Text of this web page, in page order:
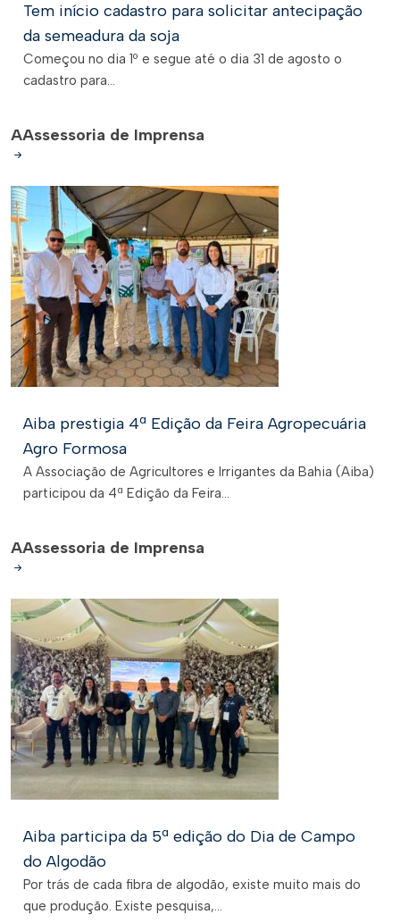
Tem início cadastro para solicitar antecipação
da semeadura da soja
Começou no dia 1º e segue até o dia 31 de agosto o
cadastro para...
AAssessoria de Imprensa
Aiba prestigia 4ª Edição da Feira Agropecuária
Agro Formosa
A Associação de Agricultores e Irrigantes da Bahia (Aiba)
participou da 4ª Edição da Feira...
AAssessoria de Imprensa
Aiba participa da 5ª edição do Dia de Campo
do Algodão
Por trás de cada fibra de algodão, existe muito mais do
que produção. Existe pesquisa,...